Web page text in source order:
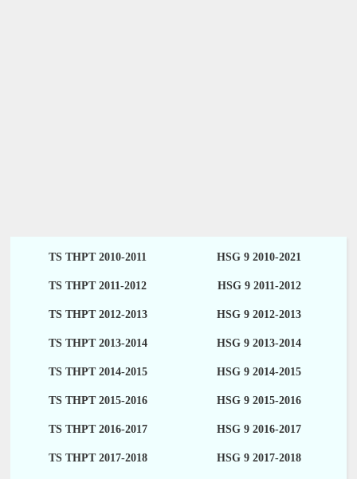
TS THPT 2010-2011 HSG 9 2010-2021
TS THPT 2011-2012 HSG 9 2011-2012
TS THPT 2012-2013 HSG 9 2012-2013
TS THPT 2013-2014 HSG 9 2013-2014
TS THPT 2014-2015 HSG 9 2014-2015
TS THPT 2015-2016 HSG 9 2015-2016
TS THPT 2016-2017 HSG 9 2016-2017
TS THPT 2017-2018 HSG 9 2017-2018